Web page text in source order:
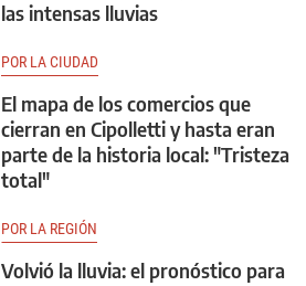
las intensas lluvias
POR LA CIUDAD
El mapa de los comercios que
cierran en Cipolletti y hasta eran
parte de la historia local: "Tristeza
total"
POR LA REGIÓN
Volvió la lluvia: el pronóstico para